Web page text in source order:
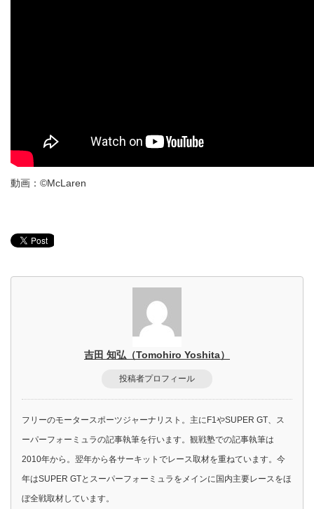
動画：©McLaren
吉田 知弘（Tomohiro Yoshita）
投稿者プロフィール
フリーのモータースポーツジャーナリスト。主にF1やSUPER GT、ス
ーパーフォーミュラの記事執筆を行います。観戦塾での記事執筆は
2010年から。翌年から各サーキットでレース取材を重ねています。今
年はSUPER GTとスーパーフォーミュラをメインに国内主要レースをほ
ぼ全戦取材しています。